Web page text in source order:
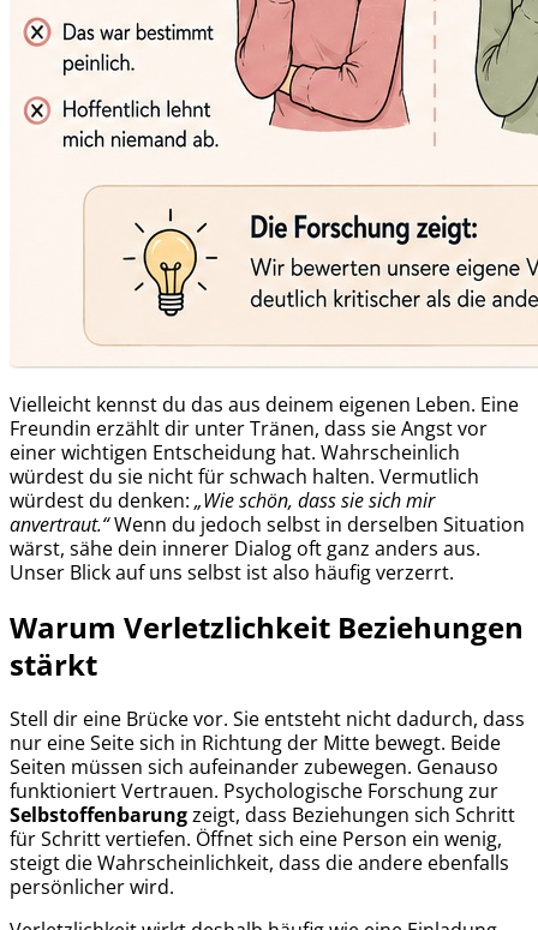
Vielleicht kennst du das aus deinem eigenen Leben. Eine
Freundin erzählt dir unter Tränen, dass sie Angst vor
einer wichtigen Entscheidung hat. Wahrscheinlich
würdest du sie nicht für schwach halten. Vermutlich
würdest du denken: „Wie schön, dass sie sich mir
anvertraut.“Wenn du jedoch selbst in derselben Situation
wärst, sähe dein innerer Dialog oft ganz anders aus.
Unser Blick auf uns selbst ist also häufig verzerrt.
Warum Verletzlichkeit Beziehungen
stärkt
Stell dir eine Brücke vor. Sie entsteht nicht dadurch, dass
nur eine Seite sich in Richtung der Mitte bewegt. Beide
Seiten müssen sich aufeinander zubewegen. Genauso
funktioniert Vertrauen. Psychologische Forschung zur
Selbstoffenbarungzeigt, dass Beziehungen sich Schritt
für Schritt vertiefen. Öffnet sich eine Person ein wenig,
steigt die Wahrscheinlichkeit, dass die andere ebenfalls
persönlicher wird.